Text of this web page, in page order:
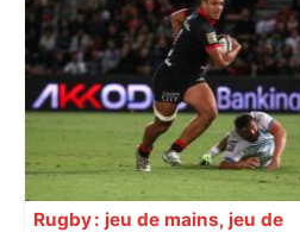
Rugby : jeu de mains, jeu de